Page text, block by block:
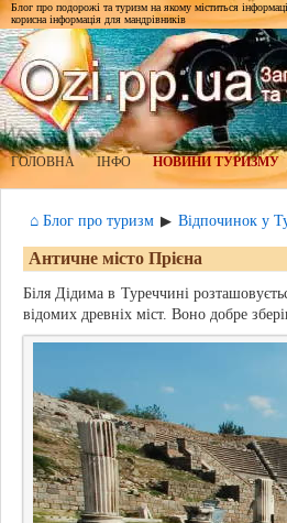
Блог про подорожі та туризм на якому міститься
корисна інформація для мандрівників
ГОЛОВНА ІНФО НОВИНИ ТУРИЗМУ
⌂ Блог про туризм ▶ Відпочинок у
Античне місто Прієна
Біля Дідима в Туреччині
відомих древніх міст. Воно добре